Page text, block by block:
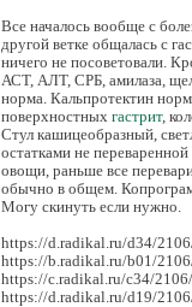
Все началось вообще с
другой ветке общалась с
ничего не посоветовали.
АСТ, АЛТ, СРБ, амилаза,
норма. Кальпротектин
поверхностных гастрит,
Стул кашицеобразный,
остатками не
овощи, раньше все
обычно в общем.
Могу скинуть если нужно.
https://d.radikal.ru/d34/
https://b.radikal.ru/b01/
https://c.radikal.ru/c34/
https://d.radikal.ru/d19/